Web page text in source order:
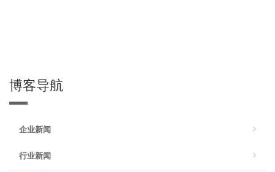
博客导航
企业新闻
行业新闻